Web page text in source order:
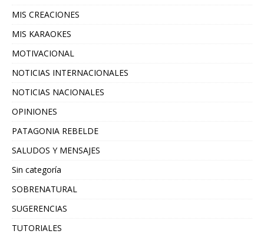
MIS CREACIONES
MIS KARAOKES
MOTIVACIONAL
NOTICIAS INTERNACIONALES
NOTICIAS NACIONALES
OPINIONES
PATAGONIA REBELDE
SALUDOS Y MENSAJES
Sin categoría
SOBRENATURAL
SUGERENCIAS
TUTORIALES